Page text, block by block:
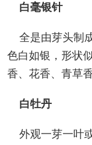
白毫银针
全是由芽头制
色白如银，形状
香、花香、青草
白牡丹
外观一芽一叶